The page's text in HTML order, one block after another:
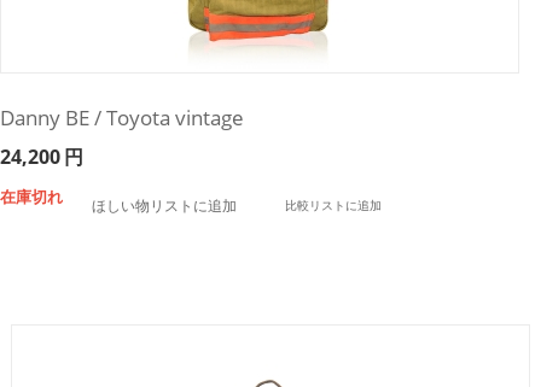
Danny BE / Toyota vintage
24,200円
在庫切れ ほしい物リストに追加 比較リストに追加